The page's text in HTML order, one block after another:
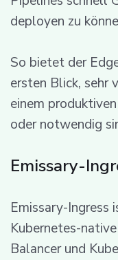
deployen zu
So bietet der
ersten Blick, sehr
einem
oder notwendig
Emissary-
Emissary-Ingress
Kubernetes-
Balancer und